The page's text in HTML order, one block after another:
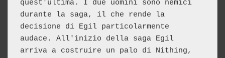
quest'ultima. I due uomini sono nemici
durante la saga, il che rende la
decisione di Egil particolarmente
audace. All'inizio della saga Egil
arriva a costruire un palo di Nithing,